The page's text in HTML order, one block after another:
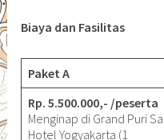
Biaya dan Fasilitas
Paket A
Rp. 5.500.000,- /peserta
Menginap di Grand Puri
Hotel Yogyakarta (1